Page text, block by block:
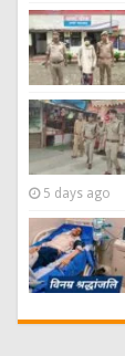
5 days ago